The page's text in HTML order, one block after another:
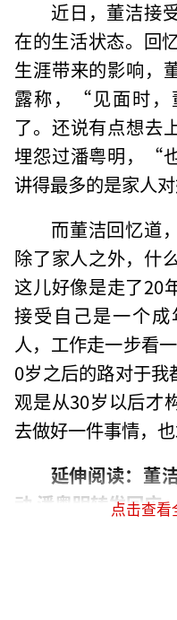
近日，董洁接
在的生活状态。回
生涯带来的影响，
露称，“见面时，
了。还说有点想去
埋怨过潘粤明，“
讲得最多的是家人
而董洁回忆道
除了家人之外，什
这儿好像是走了20
接受自己是一个
人，工作走一步看
0岁之后的路对于
观是从30岁以后才
去做好一件事情，
延伸阅读：董
动 潘粤明转发回应
点击查